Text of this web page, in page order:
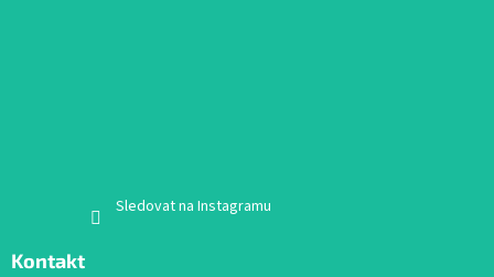
Sledovat na Instagramu
Kontakt